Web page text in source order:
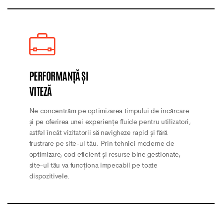
PERFORMANȚĂ ȘI
VITEZĂ
Ne concentrăm pe optimizarea timpului de încărcare
și pe oferirea unei experiențe fluide pentru utilizatori,
astfel încât vizitatorii să navigheze rapid și fără
frustrare pe site-ul tău. Prin tehnici moderne de
optimizare, cod eficient și resurse bine gestionate,
site-ul tău va funcționa impecabil pe toate
dispozitivele.